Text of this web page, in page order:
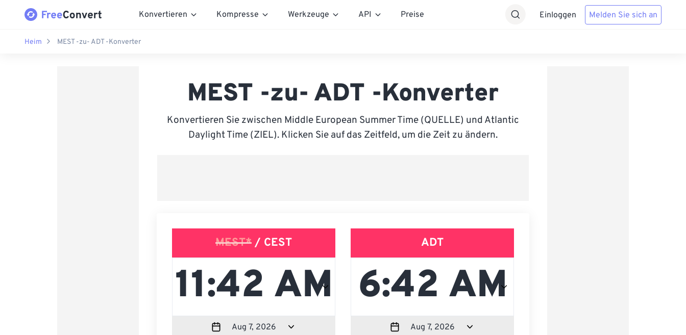
Konvertieren Kompresse Werkzeuge API Preise Einloggen Melden Sie sich an
Heim MEST -zu- ADT -Konverter
MEST -zu- ADT -Konverter
Konvertieren Sie zwischen Middle European Summer Time (QUELLE) und Atlantic
Daylight Time (ZIEL). Klicken Sie auf das Zeitfeld, um die Zeit zu ändern.
MEST* / CEST ADT